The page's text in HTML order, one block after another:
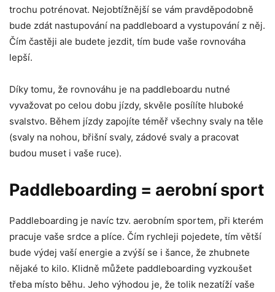
trochu potrénovat. Nejobtížnější se vám pravděpodobně
bude zdát nastupování na paddleboard a vystupování z něj.
Čím častěji ale budete jezdit, tím bude vaše rovnováha
lepší.
Díky tomu, že rovnováhu je na paddleboardu nutné
vyvažovat po celou dobu jízdy, skvěle posílíte hluboké
svalstvo. Během jízdy zapojíte téměř všechny svaly na těle
(svaly na nohou, břišní svaly, zádové svaly a pracovat
budou muset i vaše ruce).
Paddleboarding = aerobní sport
Paddleboarding je navíc tzv. aerobním sportem, při kterém
pracuje vaše srdce a plíce. Čím rychleji pojedete, tím větší
bude výdej vaší energie a zvýší se i šance, že zhubnete
nějaké to kilo. Klidně můžete paddleboarding vyzkoušet
třeba místo běhu. Jeho výhodou je, že tolik nezatíží vaše